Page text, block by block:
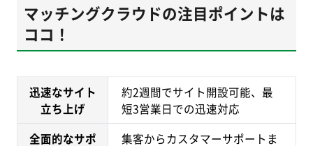
マッチングクラウドの注目ポイントは
ココ！
迅速なサイト
立ち上げ
約2週間でサイト開設可能、最
短3営業日での迅速対応
全面的なサポ
集客からカスタマーサポートま